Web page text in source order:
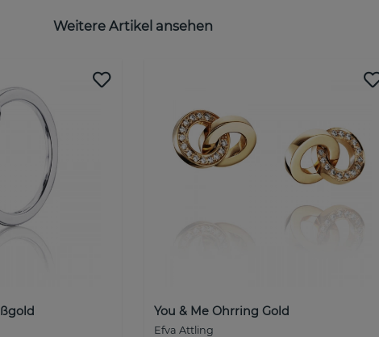
Weitere Artikel ansehen
You & Me Ohrring Gold
Efva Attling